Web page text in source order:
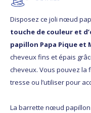
Disposez ce joli nœud
touche de couleur et
papillon Papa Pique et
cheveux fins et épais
cheveux. Vous pouvez la
tresse ou l’utiliser pour
La barrette nœud